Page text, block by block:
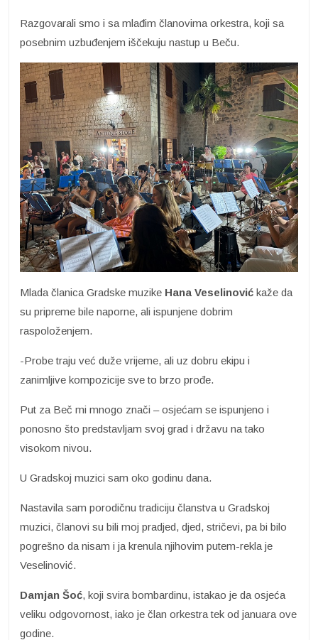
Razgovarali smo i sa mlađim članovima orkestra, koji sa
posebnim uzbuđenjem iščekuju nastup u Beču.
Mlada članica Gradske muzike Hana Veselinović kaže da
su pripreme bile naporne, ali ispunjene dobrim
raspoloženjem.
-Probe traju već duže vrijeme, ali uz dobru ekipu i
zanimljive kompozicije sve to brzo prođe.
Put za Beč mi mnogo znači – osjećam se ispunjeno i
ponosno što predstavljam svoj grad i državu na tako
visokom nivou.
U Gradskoj muzici sam oko godinu dana.
Nastavila sam porodičnu tradiciju članstva u Gradskoj
muzici, članovi su bili moj pradjed, djed, stričevi, pa bi bilo
pogrešno da nisam i ja krenula njihovim putem-rekla je
Veselinović.
Damjan Šoć, koji svira bombardinu, istakao je da osjeća
veliku odgovornost, iako je član orkestra tek od januara ove
godine.